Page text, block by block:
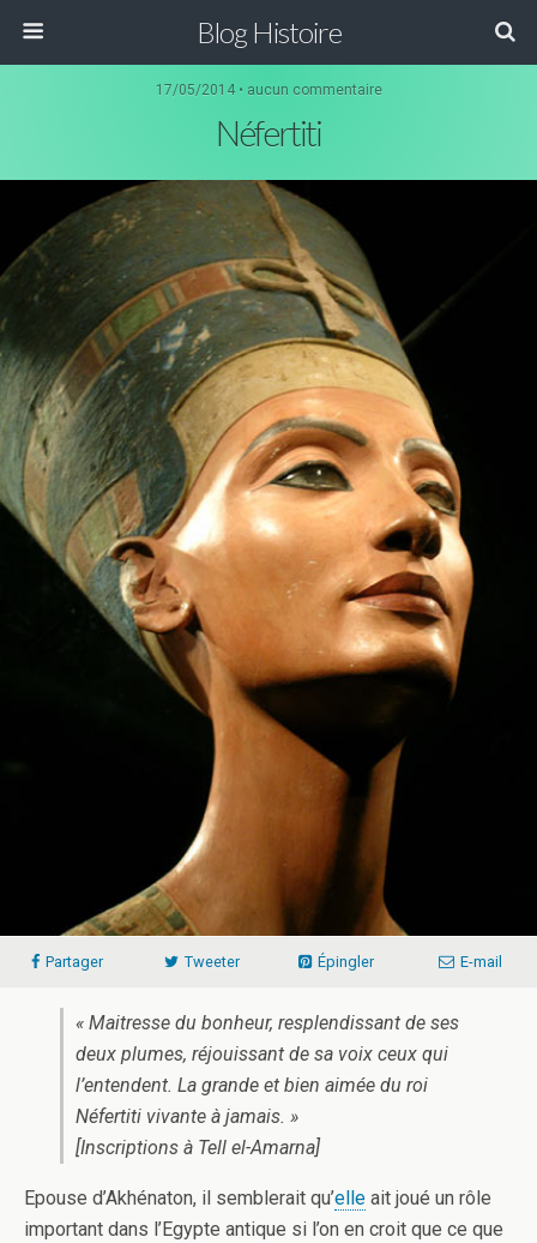
Blog Histoire
17/05/2014 • aucun commentaire
Néfertiti
Partager Tweeter Épingler E-mail
« Maitresse du bonheur, resplendissant de ses
deux plumes, réjouissant de sa voix ceux qui
l’entendent. La grande et bien aimée du roi
Néfertiti vivante à jamais. »
[Inscriptions à Tell el-Amarna]
Epouse d’Akhénaton, il semblerait qu’elle ait joué un rôle
important dans l’Egypte antique si l’on en croit que ce que